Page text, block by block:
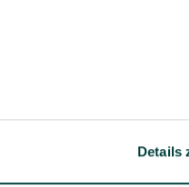
Details
1-3
bei Versand
Ähnliche Produkte